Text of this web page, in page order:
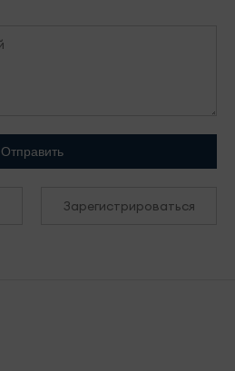
Отправить
Зарегистрироваться